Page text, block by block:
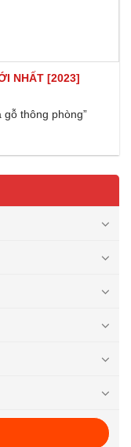
NHẤT [2023]
gỗ thông phòng”